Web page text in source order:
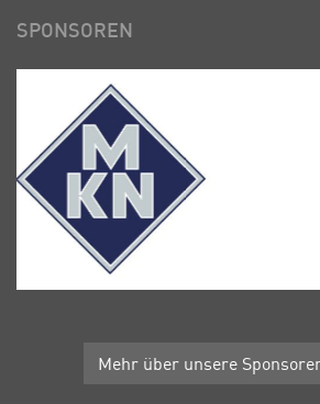
SPONSOREN
Mehr über unsere